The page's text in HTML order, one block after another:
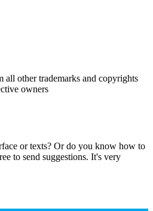
other trademarks and copyrights
owners
or texts? Or do you know how to
to send suggestions. It's very